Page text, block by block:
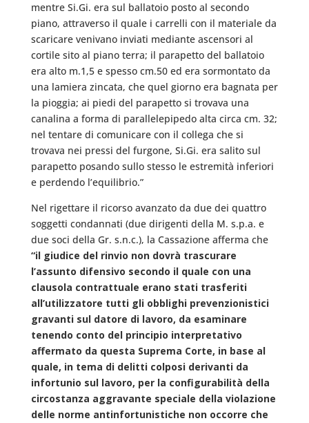
mentre Si.Gi. era sul ballatoio posto al secondo
piano, attraverso il quale i carrelli con il materiale da
scaricare venivano inviati mediante ascensori al
cortile sito al piano terra; il parapetto del ballatoio
era alto m.1,5 e spesso cm.50 ed era sormontato da
una lamiera zincata, che quel giorno era bagnata per
la pioggia; ai piedi del parapetto si trovava una
canalina a forma di parallelepipedo alta circa cm. 32;
nel tentare di comunicare con il collega che si
trovava nei pressi del furgone, Si.Gi. era salito sul
parapetto posando sullo stesso le estremità inferiori
e perdendo l’equilibrio.”
Nel rigettare il ricorso avanzato da due dei quattro
soggetti condannati (due dirigenti della M. s.p.a. e
due soci della Gr. s.n.c.), la Cassazione afferma che
“il giudice del rinvio non dovrà trascurare
l’assunto difensivo secondo il quale con una
clausola contrattuale erano stati trasferiti
all’utilizzatore tutti gli obblighi prevenzionistici
gravanti sul datore di lavoro, da esaminare
tenendo conto del principio interpretativo
affermato da questa Suprema Corte, in base al
quale, in tema di delitti colposi derivanti da
infortunio sul lavoro, per la configurabilità della
circostanza aggravante speciale della violazione
delle norme antinfortunistiche non occorre che